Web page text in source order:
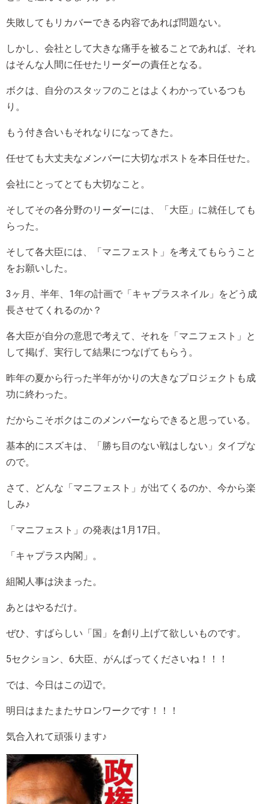
失敗してもリカバーできる内容であれば問題ない。
しかし、会社として大きな痛手を被ることであれば、それ
はそんな人間に任せたリーダーの責任となる。
ボクは、自分のスタッフのことはよくわかっているつも
り。
もう付き合いもそれなりになってきた。
任せても大丈夫なメンバーに大切なポストを本日任せた。
会社にとってとても大切なこと。
そしてその各分野のリーダーには、「大臣」に就任しても
らった。
そして各大臣には、「マニフェスト」を考えてもらうこと
をお願いした。
3ヶ月、半年、1年の計画で「キャプラスネイル」をどう成
長させてくれるのか？
各大臣が自分の意思で考えて、それを「マニフェスト」と
して掲げ、実行して結果につなげてもらう。
昨年の夏から行った半年がかりの大きなプロジェクトも成
功に終わった。
だからこそボクはこのメンバーならできると思っている。
基本的にスズキは、「勝ち目のない戦はしない」タイプな
ので。
さて、どんな「マニフェスト」が出てくるのか、今から楽
しみ♪
「マニフェスト」の発表は1月17日。
「キャプラス内閣」。
組閣人事は決まった。
あとはやるだけ。
ぜひ、すばらしい「国」を創り上げて欲しいものです。
5セクション、6大臣、がんばってくださいね！！！
では、今日はこの辺で。
明日はまたまたサロンワークです！！！
気合入れて頑張ります♪